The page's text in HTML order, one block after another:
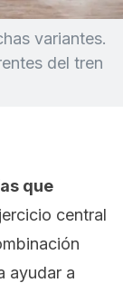
variantes.
del tren
que
central
ayudar a